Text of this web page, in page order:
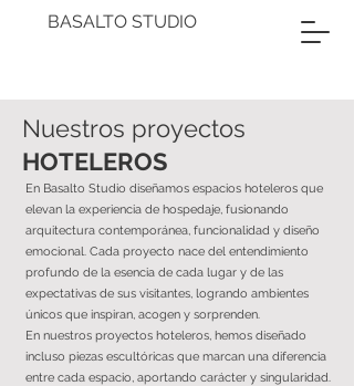
BASALTO STUDIO
Nuestros proyectos
HOTELEROS
En Basalto Studio diseñamos espacios hoteleros que
elevan la experiencia de hospedaje, fusionando
arquitectura contemporánea, funcionalidad y diseño
emocional. Cada proyecto nace del entendimiento
profundo de la esencia de cada lugar y de las
expectativas de sus visitantes, logrando ambientes
únicos que inspiran, acogen y sorprenden.
En nuestros proyectos hoteleros, hemos diseñado
incluso piezas escultóricas que marcan una diferencia
entre cada espacio, aportando carácter y singularidad.